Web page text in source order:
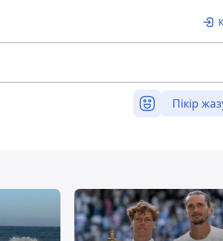
Пікір